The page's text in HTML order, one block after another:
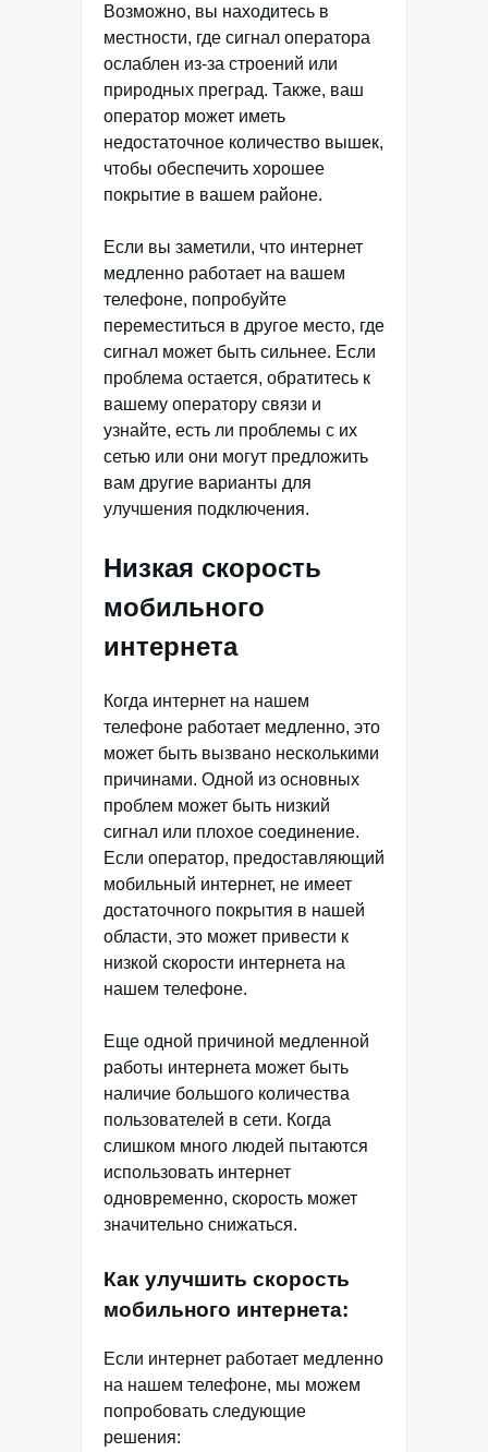
Возможно, вы находитесь в
местности, где сигнал оператора
ослаблен из-за строений или
природных преград. Также, ваш
оператор может иметь
недостаточное количество вышек,
чтобы обеспечить хорошее
покрытие в вашем районе.
Если вы заметили, что интернет
медленно работает на вашем
телефоне, попробуйте
переместиться в другое место, где
сигнал может быть сильнее. Если
проблема остается, обратитесь к
вашему оператору связи и
узнайте, есть ли проблемы с их
сетью или они могут предложить
вам другие варианты для
улучшения подключения.
Низкая скорость
мобильного
интернета
Когда интернет на нашем
телефоне работает медленно, это
может быть вызвано несколькими
причинами. Одной из основных
проблем может быть низкий
сигнал или плохое соединение.
Если оператор, предоставляющий
мобильный интернет, не имеет
достаточного покрытия в нашей
области, это может привести к
низкой скорости интернета на
нашем телефоне.
Еще одной причиной медленной
работы интернета может быть
наличие большого количества
пользователей в сети. Когда
слишком много людей пытаются
использовать интернет
одновременно, скорость может
значительно снижаться.
Как улучшить скорость
мобильного интернета:
Если интернет работает медленно
на нашем телефоне, мы можем
попробовать следующие
решения: